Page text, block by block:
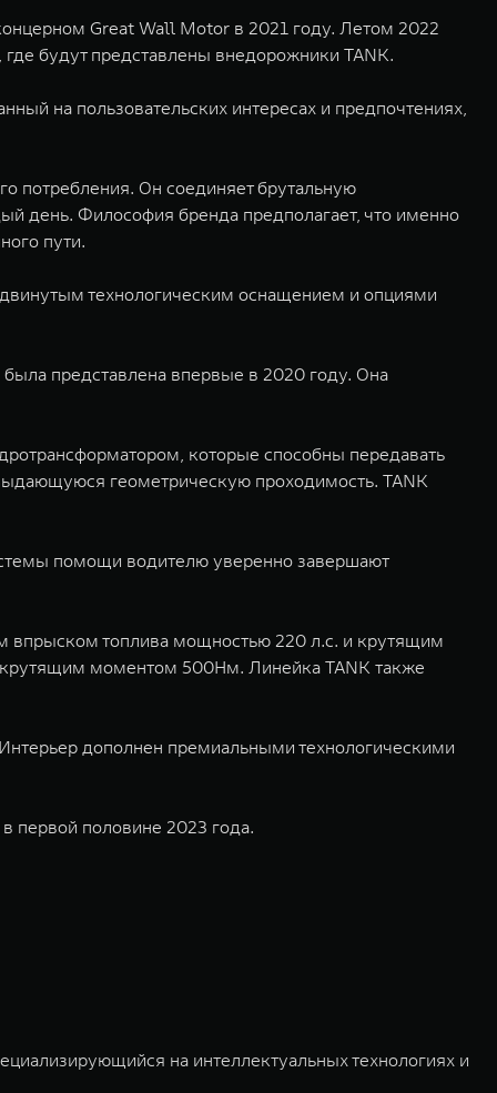
Great Wall Motor в 2021 году. Летом 2022
будут представлены внедорожники TANK.
на пользовательских интересах и предпочтениях,
потребления. Он соединяет брутальную
день. Философия бренда предполагает, что именно
пути.
технологическим оснащением и опциями
представлена впервые в 2020 году. Она
которые способны передавать
геометрическую проходимость. TANK
помощи водителю уверенно завершают
впрыском топлива мощностью 220 л.с. и крутящим
моментом 500Нм. Линейка TANK также
дополнен премиальными технологическими
первой половине 2023 года.
на интеллектуальных технологиях и